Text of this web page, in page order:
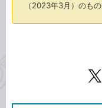
（2023年3月）のもの